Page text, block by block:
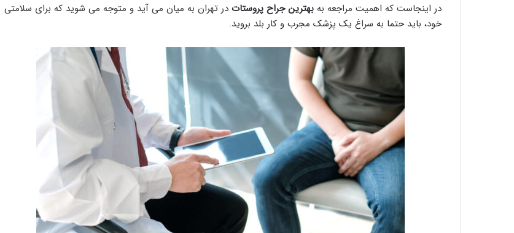
در اینجاست که اهمیت مراجعه به بهترین جراح پروستات در تهران به میان می آید و متوجه می شوید که برای سلامتی
خود، باید حتما به سراغ یک پزشک مجرب و کار بلد بروید.